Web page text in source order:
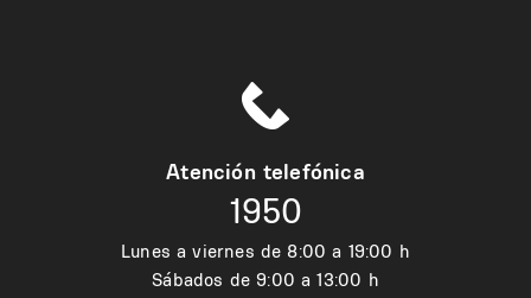
Atención telefónica
1950
Lunes a viernes de 8:00 a 19:00 h
Sábados de 9:00 a 13:00 h